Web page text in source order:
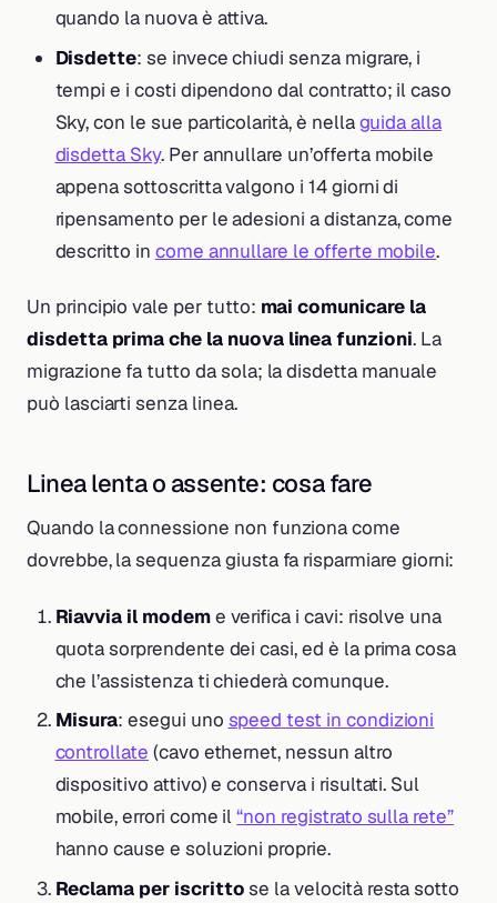
quando la nuova è attiva.
Disdette: se invece chiudi senza migrare, i
tempi e i costi dipendono dal contratto; il caso
Sky, con le sue particolarità, è nellaguida alla
disdetta Sky. Per annullare un’offerta mobile
appena sottoscritta valgono i 14 giorni di
ripensamento per le adesioni a distanza, come
descritto in come annullare le offerte mobile.
Un principio vale per tutto: mai comunicare la
disdetta prima che la nuova linea funzioni. La
migrazione fa tutto da sola; la disdetta manuale
può lasciarti senza linea.
Linea lenta o assente: cosa fare
Quando la connessione non funziona come
dovrebbe, la sequenza giusta fa risparmiare giorni:
Riavvia il modeme verifica i cavi: risolve una
quota sorprendente dei casi, ed è la prima cosa
che l’assistenza ti chiederà comunque.
Misura: esegui uno speed test in condizioni
controllate (cavo ethernet, nessun altro
dispositivo attivo) e conserva i risultati. Sul
mobile, errori come il“non registrato sulla rete”
hanno cause e soluzioni proprie.
Reclama per iscrittose la velocità resta sotto